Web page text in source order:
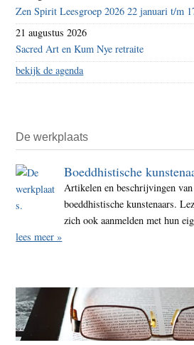
Zen Spirit Leesgroep 2026 22 januari t/m
21 augustus 2026
Sacred Art en Kum Nye retraite
bekijk de agenda
De werkplaats
Boeddhistische
Artikelen en beschrijvingen
boeddhistische kunstenaars.
zich ook aanmelden met hun
lees meer »